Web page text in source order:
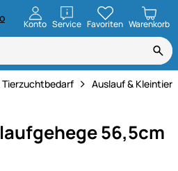
Konto ServiceöffnenFavoriten Warenkorb
Tierzuchtbedarf Auslauf &
56,5cm